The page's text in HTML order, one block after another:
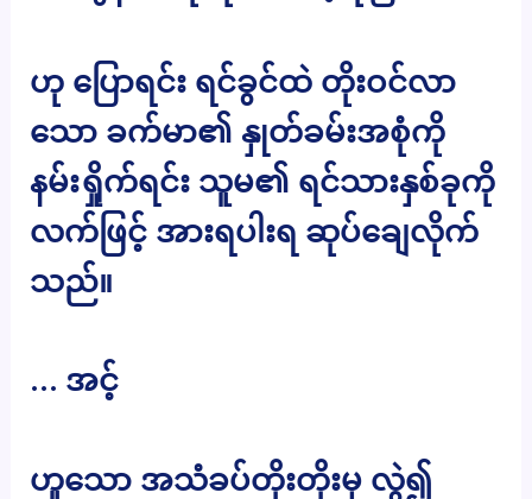
ဟု ပြောရင်း ရင်ခွင်ထဲ တိုးဝင်လာ
သော ခက်မာ၏ နှုတ်ခမ်းအစုံကို
နမ်းရှိုက်ရင်း သူမ၏ ရင်သားနှစ်ခုကို
လက်ဖြင့် အားရပါးရ ဆုပ်ချေလိုက်
သည်။
… အင့်
ဟူသော အသံခပ်တိုးတိုးမှ လွဲ၍